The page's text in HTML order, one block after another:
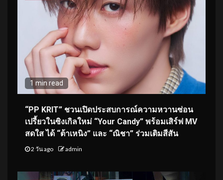
1 min read
“PP KRIT” ชวนเปิดประสบการณ์ความหวานซ่อน
เปรี้ยวในซิงเกิลใหม่ “Your Candy” พร้อมเสิร์ฟ MV
สดใส ได้ “ต้าเหนิง” และ “ณิชา” ร่วมเติมสีสัน
2 วัน ago admin